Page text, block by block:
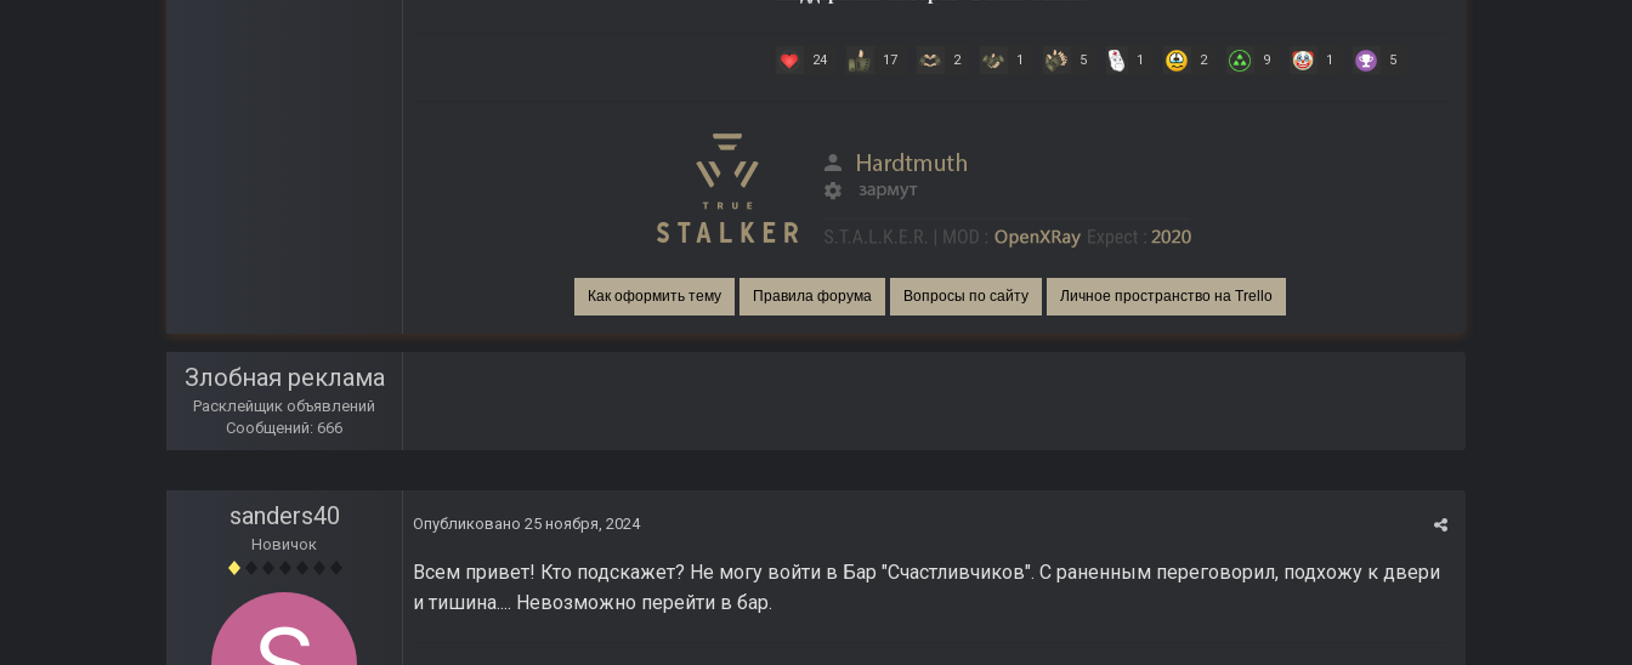
24 17 2 1 5 1 2 9 1 5
Как оформить тему Правила форума Вопросы по сайту Личное пространство на Trello
Злобная реклама
Расклейщик объявлений
Сообщений: 666
sanders40
Новичок
Опубликовано 25 ноября, 2024
Всем привет! Кто подскажет? Не могу войти в Бар "Счастливчиков". С раненным переговорил, подхожу к двери
и тишина.... Невозможно перейти в бар.